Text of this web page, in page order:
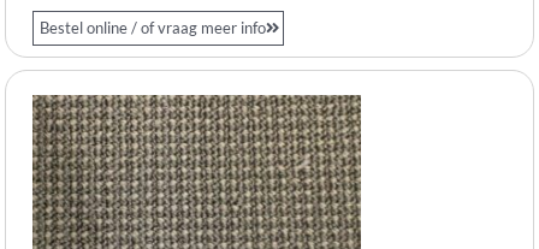
Bestel online / of vraag meer info